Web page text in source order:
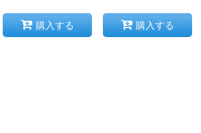
購入する 購入する